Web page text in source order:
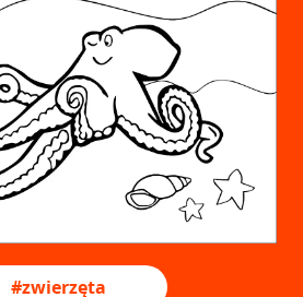
#zwierzęta